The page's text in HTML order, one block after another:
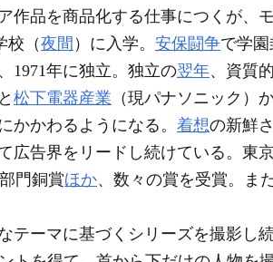
作品を商品化する仕事につくが、
校（夜間 ）に入学。 安保闘争で学
1971年に独立。独立の翌年、資質
と 松下電器産業 （現パナソニック）
かかわるようになる。 着想の新鮮
広告界をリードし続けている。東
門銅賞ほか、数々の賞を受賞。ま
テーマに基づくシリーズを撮影し